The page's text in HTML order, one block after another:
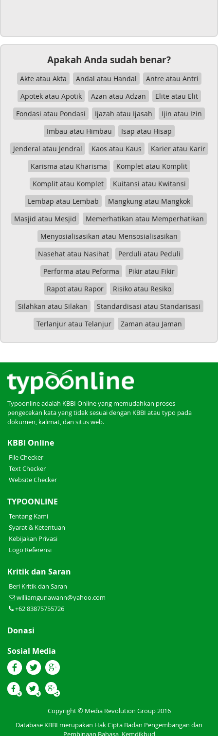
Apakah Anda sudah benar?
Akte atau Akta Andal atau Handal
Antre atau Antri
Apotek atau Apotik
Azan atau Adzan
Elite atau Elit
Fondasi atau Pondasi
Ijazah atau Ijasah
Ijin atau Izin
Imbau atau Himbau
Isap atau Hisap
Jenderal atau Jendral
Kaos atau Kaus
Karier atau Karir
Karisma atau Kharisma
Komplet atau Komplit
Komplit atau Komplet
Kuitansi atau Kwitansi
Lembap atau Lembab
Mangkung atau Mangkok
Masjid atau Mesjid
Memerhatikan atau Memperhatikan
Menyosialisasikan atau Mensosialisasikan
Nasehat atau Nasihat
Perduli atau Peduli
Performa atau Peforma
Pikir atau Fikir
Rapot atau Rapor
Risiko atau Resiko
Silahkan atau Silakan
Standardisasi atau Standarisasi
Terlanjur atau Telanjur
Zaman atau Jaman
Typoonline adalah KBBI Online yang memudahkan proses
pengecekan kata yang tidak sesuai dengan KBBI atau typo pada
dokumen, kalimat, dan situs web.
KBBI Online
File Checker
Text Checker
Website Checker
TYPOONLINE
Tentang Kami
Syarat & Ketentuan
Kebijakan Privasi
Logo Referensi
Kritik dan Saran
Beri Kritik dan Saran
williamgunawann@yahoo.com
+62 83875755726
Donasi
Sosial Media
Copyright © Media Revolution Group 2016
Database KBBI merupakan Hak Cipta Badan Pengembangan dan
Pembinaan Bahasa, Kemdikbud